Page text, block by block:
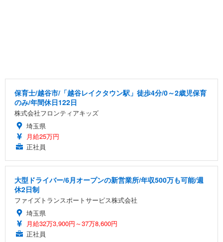
保育士/越谷市/「越谷レイクタウン駅」徒歩4分/0～2歳児保育
のみ/年間休日122日
株式会社フロンティアキッズ
埼玉県
月給25万円
正社員
大型ドライバー/6月オープンの新営業所/年収500万も可能/週
休2日制
ファイズトランスポートサービス株式会社
埼玉県
月給32万3,900円～37万8,600円
正社員